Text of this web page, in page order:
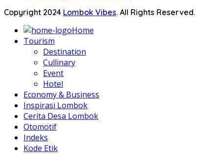
Copyright 2024 Lombok Vibes. All Rights Reserved.
Home
Tourism
Destination
Cullinary
Event
Hotel
Economy & Business
Inspirasi Lombok
Cerita Desa Lombok
Otomotif
Indeks
Kode Etik